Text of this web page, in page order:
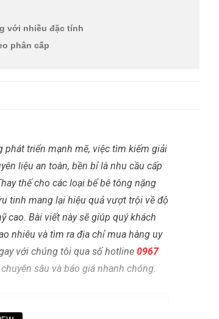
với nhiều đặc tính
phân cấp
phát triển mạnh mẽ, việc tìm kiếm giải
liệu an toàn, bền bỉ là nhu cầu cấp
thế cho các loại bể bê tông nặng
tinh mang lại hiệu quả vượt trội về độ
cao. Bài viết này sẽ giúp quý khách
nhiêu và tìm ra địa chỉ mua hàng uy
với chúng tôi qua số hotline 0967
sâu và báo giá nhanh chóng.